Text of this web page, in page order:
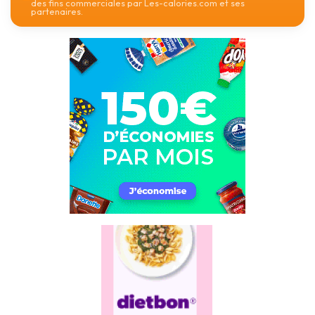
des fins commerciales par Les-calories.com et ses
partenaires.